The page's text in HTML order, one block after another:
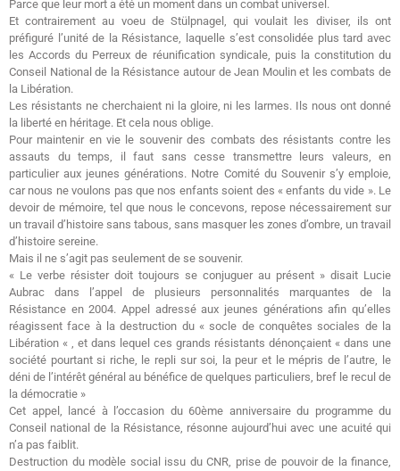
Parce que leur mort a été un moment dans un combat universel.
Et contrairement au voeu de Stülpnagel, qui voulait les diviser, ils ont
préfiguré l’unité de la Résistance, laquelle s’est consolidée plus tard avec
les Accords du Perreux de réunification syndicale, puis la constitution du
Conseil National de la Résistance autour de Jean Moulin et les combats de
la Libération.
Les résistants ne cherchaient ni la gloire, ni les larmes. Ils nous ont donné
la liberté en héritage. Et cela nous oblige.
Pour maintenir en vie le souvenir des combats des résistants contre les
assauts du temps, il faut sans cesse transmettre leurs valeurs, en
particulier aux jeunes générations. Notre Comité du Souvenir s’y emploie,
car nous ne voulons pas que nos enfants soient des « enfants du vide ». Le
devoir de mémoire, tel que nous le concevons, repose nécessairement sur
un travail d’histoire sans tabous, sans masquer les zones d’ombre, un travail
d’histoire sereine.
Mais il ne s’agit pas seulement de se souvenir.
« Le verbe résister doit toujours se conjuguer au présent » disait Lucie
Aubrac dans l’appel de plusieurs personnalités marquantes de la
Résistance en 2004. Appel adressé aux jeunes générations afin qu’elles
réagissent face à la destruction du « socle de conquêtes sociales de la
Libération « , et dans lequel ces grands résistants dénonçaient « dans une
société pourtant si riche, le repli sur soi, la peur et le mépris de l’autre, le
déni de l’intérêt général au bénéfice de quelques particuliers, bref le recul de
la démocratie »
Cet appel, lancé à l’occasion du 60ème anniversaire du programme du
Conseil national de la Résistance, résonne aujourd’hui avec une acuité qui
n’a pas faiblit.
Destruction du modèle social issu du CNR, prise de pouvoir de la finance,